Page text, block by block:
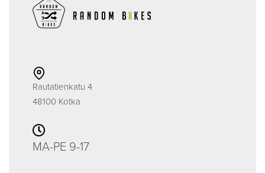
Rautatienkatu 4
48100 Kotka
MA-PE 9-17